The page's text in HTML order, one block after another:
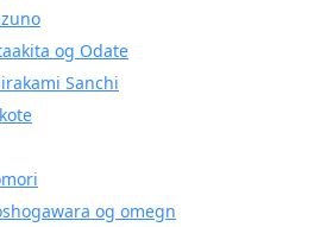
og Odate
Sanchi
og omegn